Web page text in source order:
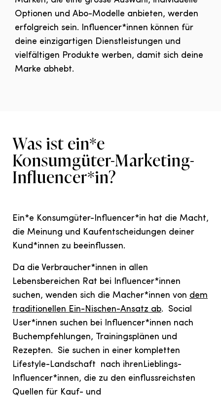
Optionen und Abo-Modelle anbieten, werden
erfolgreich sein. Influencer*innen können für
deine einzigartigen Dienstleistungen und
vielfältigen Produkte werben, damit sich deine
Marke abhebt.
Was ist ein*e
Konsumgüter-Marketing-
Influencer*in?
Ein*e Konsumgüter-Influencer*in hat die Macht,
die Meinung und Kaufentscheidungen deiner
Kund*innen zu beeinflussen.
Da die Verbraucher*innen in allen
Lebensbereichen Rat bei Influencer*innen
suchen, wenden sich die Macher*innen von dem
traditionellen Ein-Nischen-Ansatz ab. Social
User*innen suchen bei Influencer*innen nach
Buchempfehlungen, Trainingsplänen und
Rezepten. Sie suchen in einer kompletten
Lifestyle-Landschaft nach ihrenLieblings-
Influencer*innen, die zu den einflussreichsten
Quellen für Kauf- und